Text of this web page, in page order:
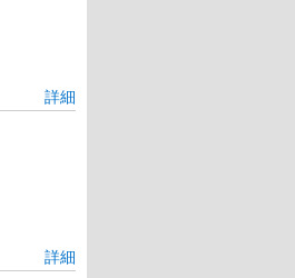
詳細
詳細